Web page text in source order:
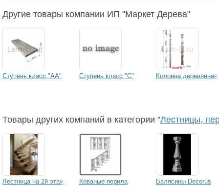
Другие товары компании ИП "Маркет Дерева"
Ступень класс "АА" Ступень класс "С" Колонна деревянная
Товары других компаний в категории "Лестницы,
Лестница на 2й этаж.
Кованые перила
Балясины Decorus